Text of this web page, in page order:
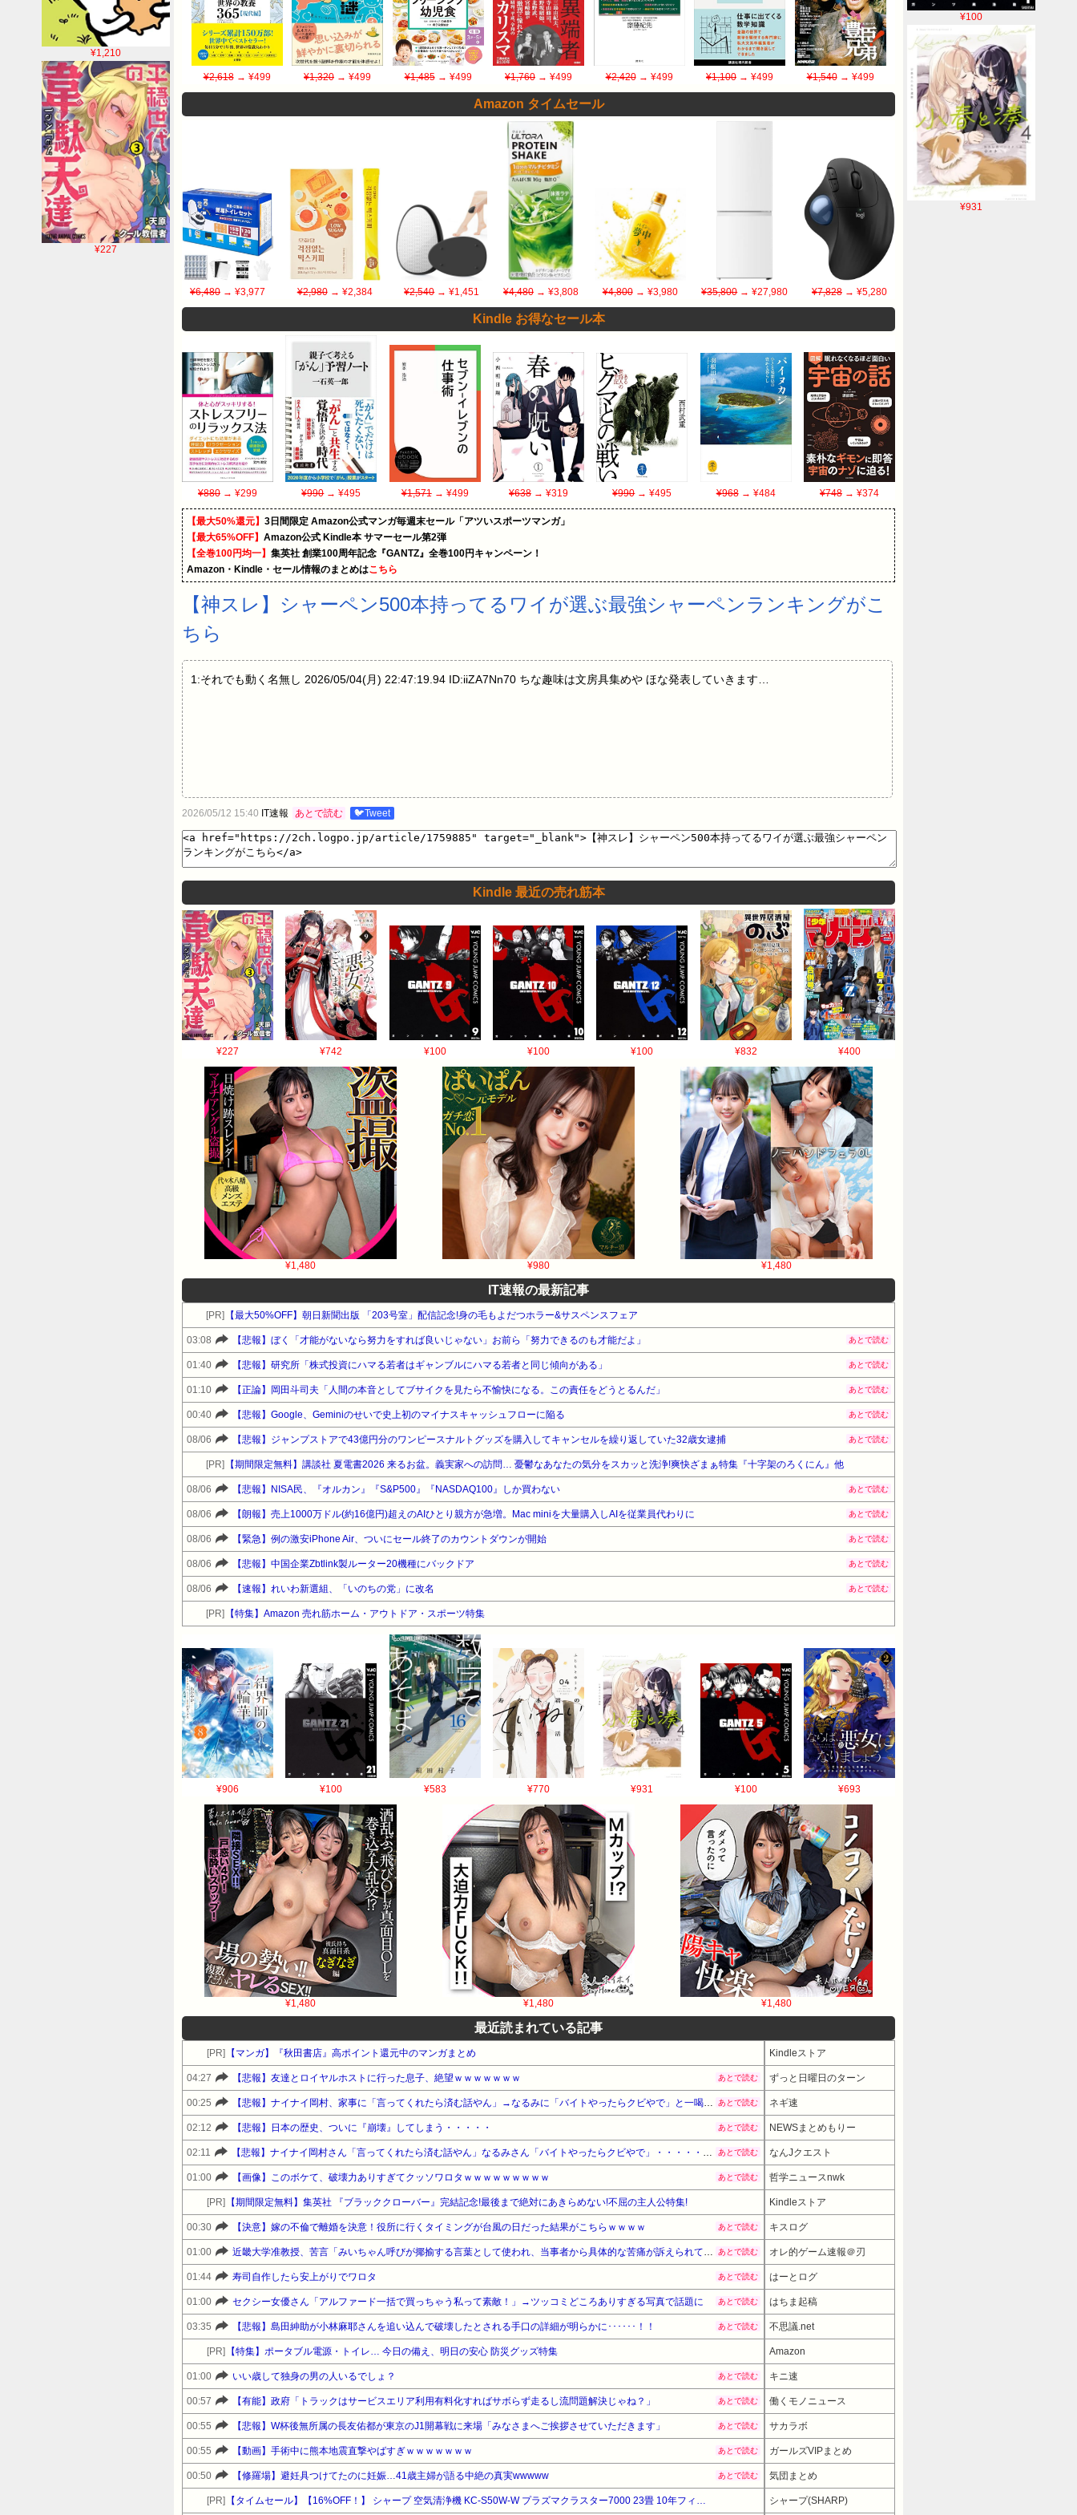
¥100
¥931
¥1,210
¥227
¥2,618→ ¥499 ¥1,320 → ¥499 ¥1,485→ ¥499 ¥1,760 → ¥499 ¥2,420→ ¥499 ¥1,100 → ¥499 ¥1,540→ ¥499
Amazon タイムセール
¥6,480 → ¥3,977 ¥2,980→ ¥2,384 ¥2,540→ ¥1,451 ¥4,480→ ¥3,808 ¥4,800→ ¥3,980 ¥35,800→ ¥27,980 ¥7,828→ ¥5,280
Kindle お得なセール本
¥880 → ¥299 ¥990→ ¥495 ¥1,571→ ¥499 ¥638→ ¥319 ¥990→ ¥495 ¥968→ ¥484 ¥748→ ¥374
【最大50%還元】 3日間限定 Amazon公式マンガ毎週末セール「アツいスポーツマンガ」
【最大65%OFF】 Amazon公式 Kindle本 サマーセール第2弾
【全巻100円均一】 集英社 創業100周年記念『GANTZ』全巻100円キャンペーン！
Amazon・Kindle・セール情報のまとめはこちら
【神スレ】シャーペン500本持ってるワイが選ぶ最強シャーペンランキングがこ
ちら
1:それでも動く名無し 2026/05/04(月) 22:47:19.94 ID:iiZA7Nn70 ちな趣味は文房具集めや ほな発表していきます…
2026/05/12 15:40 IT速報 あとで読む 🐦Tweet
Kindle 最近の売れ筋本
¥227 ¥742 ¥100 ¥100 ¥100 ¥832 ¥400
¥1,480 ¥980 ¥1,480
IT速報の最新記事
[PR] 【最大50%OFF】朝日新聞出版 「203号室」配信記念!身の毛もよだつホラー&サスペンスフェア
03:08 【悲報】ぼく「才能がないなら努力をすれば良いじゃない」お前ら「努力できるのも才能だよ」 あとで読む
01:40 【悲報】研究所「株式投資にハマる若者はギャンブルにハマる若者と同じ傾向がある」 あとで読む
01:10 【正論】岡田斗司夫「人間の本音としてブサイクを見たら不愉快になる。この責任をどうとるんだ」 あとで読む
00:40 【悲報】Google、Geminiのせいで史上初のマイナスキャッシュフローに陥る あとで読む
08/06 【悲報】ジャンプストアで43億円分のワンピースナルトグッズを購入してキャンセルを繰り返していた32歳女逮捕 あとで読む
[PR] 【期間限定無料】講談社 夏電書2026 来るお盆。義実家への訪問… 憂鬱なあなたの気分をスカッと洗浄!爽快ざまぁ特集『十字架のろくにん』他
08/06 【悲報】NISA民、『オルカン』『S&P500』『NASDAQ100』しか買わない あとで読む
08/06 【朗報】売上1000万ドル(約16億円)超えのAIひとり親方が急増。Mac miniを大量購入しAIを従業員代わりに あとで読む
08/06 【緊急】例の激安iPhone Air、ついにセール終了のカウントダウンが開始 あとで読む
08/06 【悲報】中国企業Zbtlink製ルーター20機種にバックドア あとで読む
08/06 【速報】れいわ新選組、「いのちの党」に改名 あとで読む
[PR] 【特集】Amazon 売れ筋ホーム・アウトドア・スポーツ特集
¥906 ¥100 ¥583 ¥770 ¥931 ¥100 ¥693
¥1,480 ¥1,480 ¥1,480
最近読まれている記事
[PR] 【マンガ】『秋田書店』高ポイント還元中のマンガまとめ Kindleストア
04:27 【悲報】友達とロイヤルホストに行った息子、絶望ｗｗｗｗｗｗｗ あとで読む ずっと日曜日のターン
00:25 【悲報】ナイナイ岡村、家事に「言ってくれたら済む話やん」→なるみに「バイトやったらクビやで」と一喝され黙り込む あとで読む ネギ速
02:12 【悲報】日本の歴史、ついに『崩壊』してしまう・・・・・ あとで読む NEWSまとめもりー
02:11 【悲報】ナイナイ岡村さん「言ってくれたら済む話やん」なるみさん「バイトやったらクビやで」・・・・・・・・・ あとで読む なんJクエスト
01:00 【画像】このボケて、破壊力ありすぎてクッソワロタｗｗｗｗｗｗｗｗｗ あとで読む 哲学ニュースnwk
[PR] 【期間限定無料】集英社 『ブラッククローバー』完結記念!最後まで絶対にあきらめない!不屈の主人公特集! Kindleストア
00:30 【決意】嫁の不倫で離婚を決意！役所に行くタイミングが台風の日だった結果がこちらｗｗｗｗ あとで読む キスログ
01:00 近畿大学准教授、苦言「みいちゃん呼びが揶揄する言葉として使われ、当事者から具体的な苦痛が訴えられている。文化芸術は人を傷つけてもよい。ただし、傷つけ方がある」 あとで読む オレ的ゲーム速報＠刃
01:44 寿司自作したら安上がりでワロタ あとで読む はーとログ
01:00 セクシー女優さん「アルファード一括で買っちゃう私って素敵！」→ツッコミどころありすぎる写真で話題に あとで読む はちま起稿
03:35 【悲報】島田紳助が小林麻耶さんを追い込んで破壊したとされる手口の詳細が明らかに･･････！！ あとで読む 不思議.net
[PR] 【特集】ポータブル電源・トイレ… 今日の備え、明日の安心 防災グッズ特集 Amazon
01:00 いい歳して独身の男の人いるでしょ？ あとで読む キニ速
00:57 【有能】政府「トラックはサービスエリア利用有料化すればサボらず走るし流問題解決じゃね？」 あとで読む 働くモノニュース
00:55 【悲報】W杯後無所属の長友佑都が東京のJ1開幕戦に来場「みなさまへご挨拶させていただきます」 あとで読む サカラボ
00:55 【動画】手術中に熊本地震直撃やばすぎｗｗｗｗｗｗｗ あとで読む ガールズVIPまとめ
00:50 【修羅場】避妊具つけてたのに妊娠…41歳主婦が語る中絶の真実wwwww あとで読む 気団まとめ
[PR] 【タイムセール】【16%OFF！】 シャープ 空気清浄機 KC-S50W-W プラズマクラスター7000 23畳 10年フィルター 花粉 ウイルス ペット 消臭 リビング 加湿500mL シャープ(SHARP)